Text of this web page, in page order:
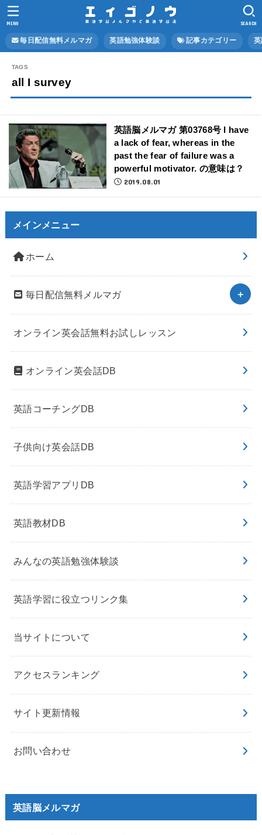
毎日配信無料メルマガ 英語勉強体験談 記事カテゴリー
SEARCH
MENU
all I survey
英語脳メルマガ 第03768号 I have
a lack of fear, whereas in the
past the fear of failure was a
powerful motivator. の意味は？
2019.08.01
メインメニュー
ホーム
毎日配信無料メルマガ
オンライン英会話無料お試しレッスン
オンライン英会話DB
英語コーチングDB
子供向け英会話DB
英語学習アプリDB
英語教材DB
みんなの英語勉強体験談
英語学習に役立つリンク集
当サイトについて
アクセスランキング
サイト更新情報
お問い合わせ
英語脳メルマガ